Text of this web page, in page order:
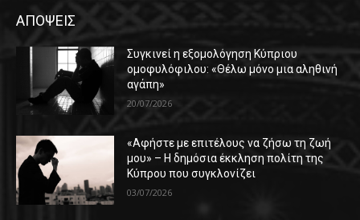
ΑΠΟΨΕΙΣ
Συγκινεί η εξομολόγηση Κύπριου
ομοφυλόφιλου: «Θέλω μόνο μια αληθινή
αγάπη»
20/07/2026
«Αφήστε με επιτέλους να ζήσω τη ζωή
μου» – Η δημόσια έκκληση πολίτη της
Κύπρου που συγκλονίζει
03/07/2026